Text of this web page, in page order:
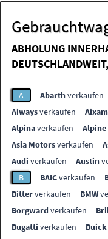
ABHOLUNG
DEUTSCHLANDWEIT,
A Abarthverkaufen
Aiwaysverkaufen Aixam
Alpinaverkaufen Alpine
Asia Motorsverkaufen
Audi verkaufen Austin
B
BAICverkaufen
Bitterverkaufen BMW
Borgwardverkaufen
Bugatti verkaufen Buick